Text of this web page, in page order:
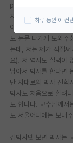
연구실(PI) 홍
석박사 채용 정
임용 정보 게시
학부 인턴 게시
취업 게시판
임용 후기 게시
pk는 아니더라도 서울
지금 다니는 학교의 장
아무것도 모르는 바보
도 눈문 나가게 도와주
는데, 저는 제가 직접
요). 저 역시도 실력이
남아서 박사를 한다면
만 자대로의 박사 진학
박사도 처음으로 할려
도 합니다. 교수님께서
도 서울어디에는 보내
김박사넷 보면 박사는
하루 동안 이 컨